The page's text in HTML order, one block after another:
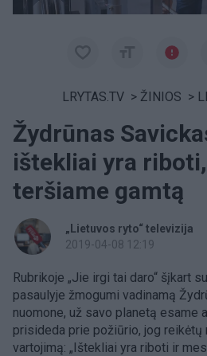
LRYTAS.TV > ŽINIOS >
Žydrūnas
ištekliai yra
teršiame gamtą
„Lietuvos ryto“ televizija
2019-04-08 12:19
Rubrikoje „Jie irgi tai daro“ šįkart
pasaulyje žmogumi vadinamą
nuomone, už savo planetą esame
prisideda prie požiūrio, jog reikėtų
vartojimą: „Ištekliai yra riboti ir